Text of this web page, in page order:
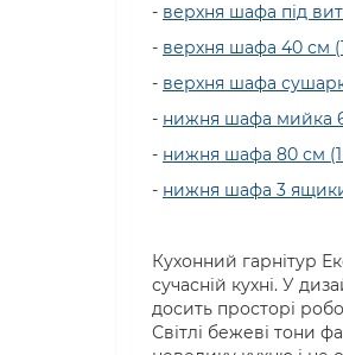
- верхня шафа під
- верхня шафа 40 см
- верхня шафа
- нижня шафа мийка
- нижня шафа 80 см
- нижня шафа 3
Кухонний гарнітур
сучасній кухні. У
досить просторі
Світлі бежеві тони